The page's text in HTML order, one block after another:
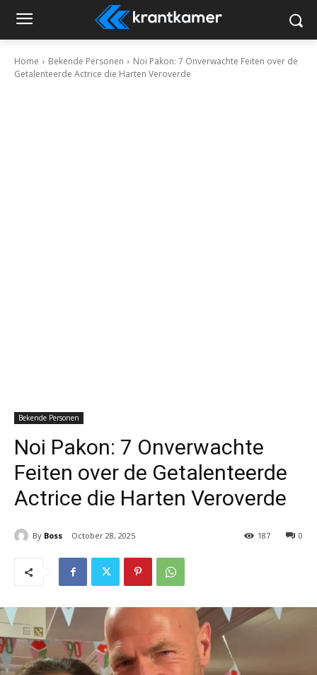
Home Bekende Personen
Noi Pakon: 7 Onverwachte Feiten over de
Getalenteerde Actrice die Harten Veroverde
Bekende Personen
Noi Pakon: 7 Onverwachte
Feiten over de Getalenteerde
Actrice die Harten Veroverde
By Boss October 28, 2025 0
187